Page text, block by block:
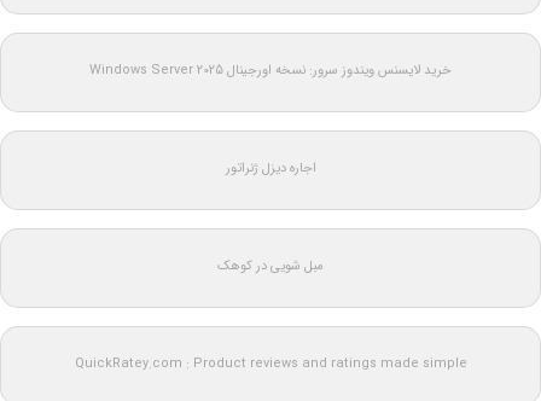
خرید لایسنس ویندوز سرور: نسخه اورجینال Windows Server 2025
اجاره دیزل ژنراتور
مبل شویی در کوهک
QuickRatey.com : Product reviews and ratings made simple